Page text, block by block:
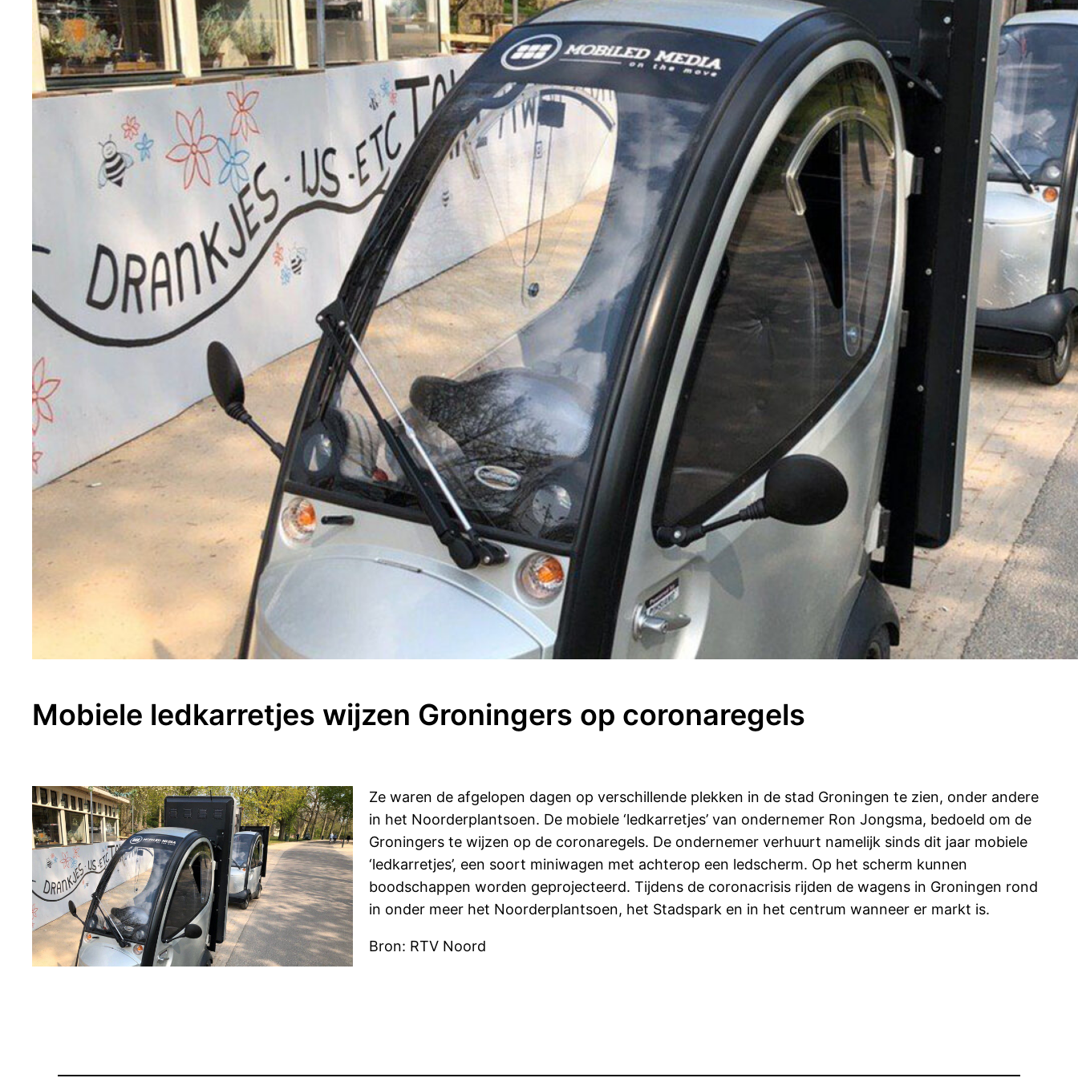
Mobiele ledkarretjes wijzen Groningers op coronaregels
Ze waren de afgelopen dagen op verschillende plekken in de stad Groningen te zien, onder andere
in het Noorderplantsoen. De mobiele ‘ledkarretjes’ van ondernemer Ron Jongsma, bedoeld om de
Groningers te wijzen op de coronaregels. De ondernemer verhuurt namelijk sinds dit jaar mobiele
‘ledkarretjes’, een soort miniwagen met achterop een ledscherm. Op het scherm kunnen
boodschappen worden geprojecteerd. Tijdens de coronacrisis rijden de wagens in Groningen rond
in onder meer het Noorderplantsoen, het Stadspark en in het centrum wanneer er markt is.
Bron: RTV Noord